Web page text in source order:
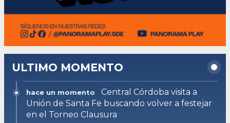
ULTIMO MOMENTO
hace un momento
Central Córdoba visita a
Unión de Santa Fe buscando volver a festejar
en el Torneo Clausura